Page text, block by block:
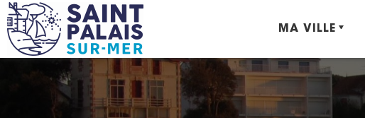
Panneau de gestion des cookies
MA VILLE